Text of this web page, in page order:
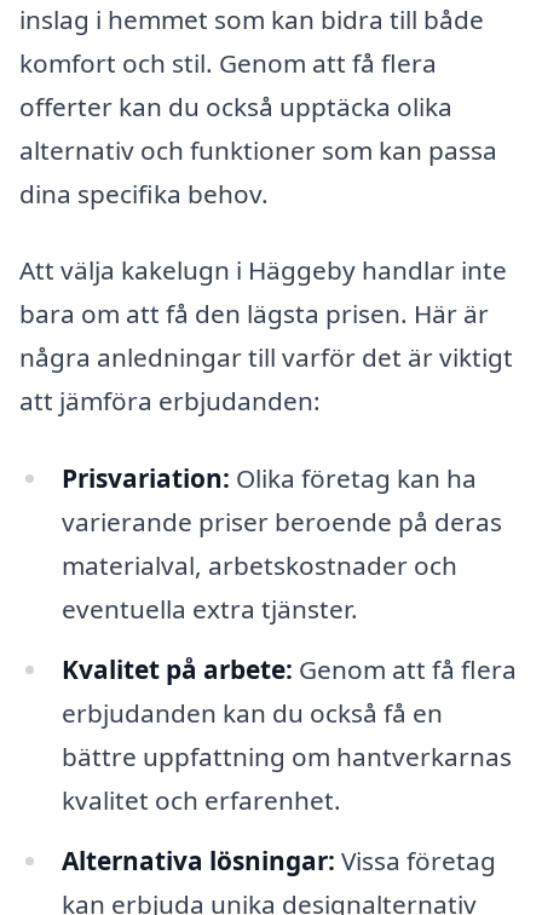
inslag i hemmet som kan bidra till både
komfort och stil. Genom att få flera
offerter kan du också upptäcka olika
alternativ och funktioner som kan passa
dina specifika behov.
Att välja kakelugn i Häggeby handlar inte
bara om att få den lägsta prisen. Här är
några anledningar till varför det är viktigt
att jämföra erbjudanden:
Prisvariation: Olika företag kan ha
varierande priser beroende på deras
materialval, arbetskostnader och
eventuella extra tjänster.
Kvalitet på arbete: Genom att få flera
erbjudanden kan du också få en
bättre uppfattning om hantverkarnas
kvalitet och erfarenhet.
Alternativa lösningar: Vissa företag
kan erbjuda unika designalternativ